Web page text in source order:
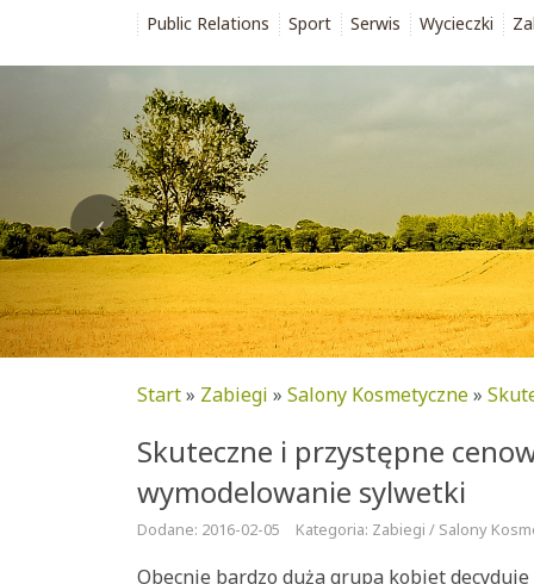
Public Relations
Sport Serwis Wycieczki
Start» Zabiegi » Salony Kosmetyczne»
Skuteczne i przystępne
wymodelowanie sylwetki
Dodane: 2016-02-05 Kategoria: Zabiegi / Salony
Obecnie bardzo duża grupa kobiet